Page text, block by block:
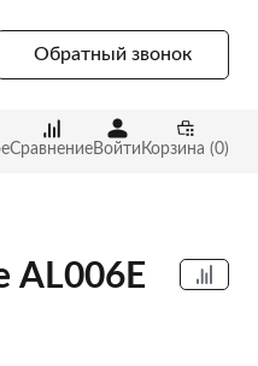
Обратный звонок
СравнениеВойти Корзина (0)
AL006E